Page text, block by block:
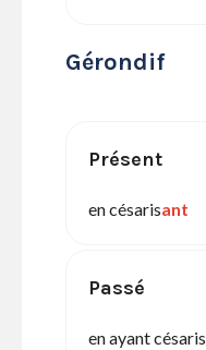
Gérondif
Présent
en césarisant
Passé
en ayant césaris